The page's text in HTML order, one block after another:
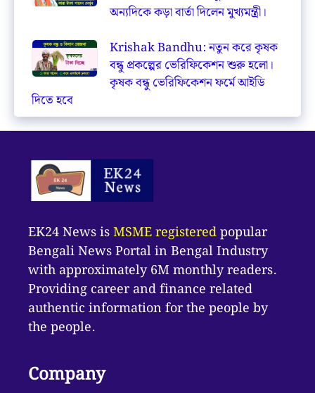
অন্যদিকে কড়া বার্তা দিলেন মুখ্যমন্ত্রী।
Krishak Bandhu: নতুন করে কৃষক
বন্ধু প্রকল্পের ভেরিফিকেশন শুরু হলো।
কৃষক বন্ধু ভেরিফিকেশন ফর্মে আইডি
দিতে হবে
EK24 News isMSME registeredpopular
Bengali News Portal in Bengal Industry
with approximately 6M monthly readers.
Providing career and finance related
authentic information for the people by
the people.
Company